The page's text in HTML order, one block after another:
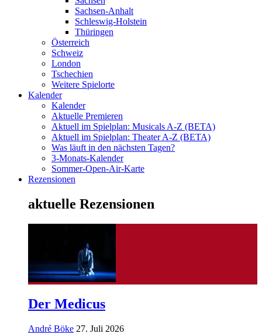
Sachsen-Anhalt
Schleswig-Holstein
Thüringen
Österreich
Schweiz
London
Tschechien
Weitere Spielorte
Kalender
Kalender
Aktuelle Premieren
Aktuell im Spielplan: Musicals A-Z (BETA)
Aktuell im Spielplan: Theater A-Z (BETA)
Was läuft in den nächsten Tagen?
3-Monats-Kalender
Sommer-Open-Air-Karte
Rezensionen
aktuelle Rezensionen
Der Medicus
André Böke 27. Juli 2026